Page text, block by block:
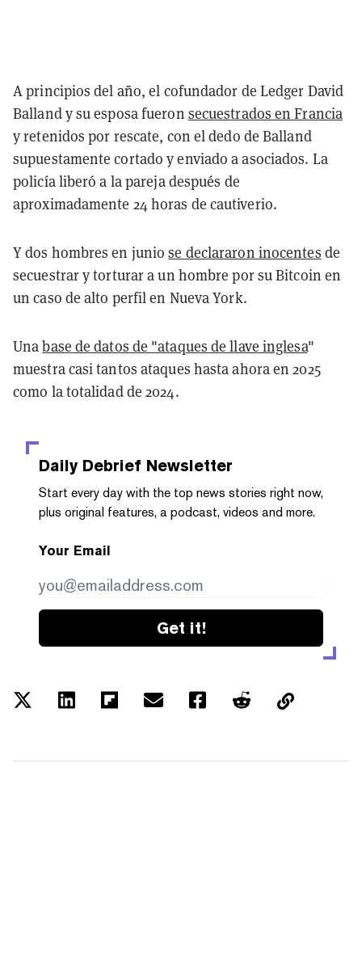
A principios del año, el cofundador de Ledger David
Balland y su esposa fueron secuestrados en Francia
y retenidos por rescate, con el dedo de Balland
supuestamente cortado y enviado a asociados. La
policía liberó a la pareja después de
aproximadamente 24 horas de cautiverio.
Y dos hombres en juniose declararon inocentes de
secuestrar y torturar a un hombre por su Bitcoin en
un caso de alto perfil en Nueva York.
Unabase de datos de "ataques de llave inglesa"
muestra casi tantos ataques hasta ahora en 2025
como la totalidad de 2024.
Daily Debrief Newsletter
Start every day with the top news stories right now,
plus original features, a podcast, videos and more.
Your Email
Get it!